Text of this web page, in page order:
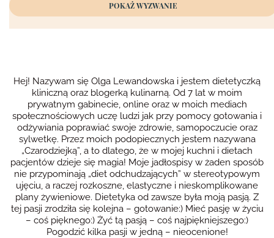
Hej! Nazywam się Olga Lewandowska i jestem dietetyczką
kliniczną oraz blogerką kulinarną. Od 7 lat w moim
prywatnym gabinecie, online oraz w moich mediach
społecznościowych uczę ludzi jak przy pomocy gotowania i
odżywiania poprawiać swoje zdrowie, samopoczucie oraz
sylwetkę. Przez moich podopiecznych jestem nazywana
„Czarodziejką”, a to dlatego, że w mojej kuchni i dietach
pacjentów dzieje się magia! Moje jadłospisy w żaden sposób
nie przypominają „diet odchudzających” w stereotypowym
ujęciu, a raczej rozkoszne, elastyczne i nieskomplikowane
plany żywieniowe. Dietetyka od zawsze była moją pasją. Z
tej pasji zrodziła się kolejna – gotowanie:) Mieć pasję w życiu
– coś pięknego:) Żyć tą pasją – coś najpiękniejszego:)
Pogodzić kilka pasji w jedną – nieocenione!
POKAŻ WYZWANIE